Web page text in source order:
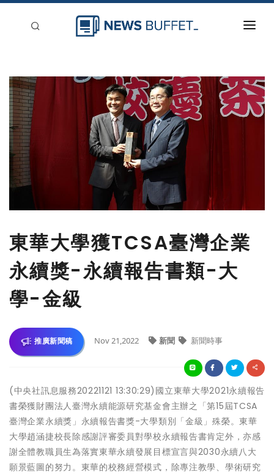
新聞稿分類
東華大學獲TCSA臺灣企業
永續獎-永續報告書類-大
學-金級
推廣新聞稿 Nov 21,2022 新聞 新聞時事
(中央社訊息服務20221121 13:30:29)國立東華大學2021永續報告
書榮獲財團法人臺灣永續能源研究基金會主辦之「第15屆TCSA
臺灣企業永續獎」永續報告書獎-大學類別「金級」殊榮。東華
大學趙涵捷校長除感謝評審委員對學校永續報告書肯定外，亦感
謝全體教職員生為落實東華永續發展目標宣言與2030永續八大
願景藍圖的努力。東華的校務經營模式，除專注教學、學術研究